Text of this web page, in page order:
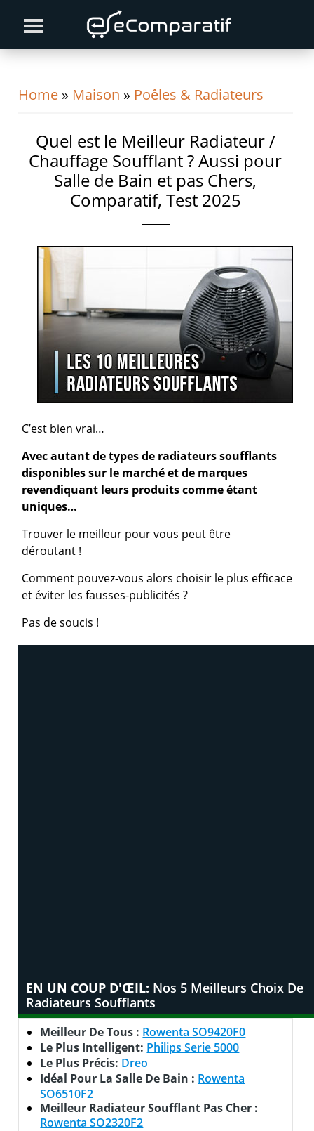
primary
content
primary
Home » Maison » Poêles & Radiateurs
Quel est le Meilleur Radiateur /
Chauffage Soufflant ? Aussi pour
Salle de Bain et pas Chers,
Comparatif, Test 2025
C’est bien vrai…
Avec autant de types de radiateurs soufflants
disponibles sur le marché et de marques
revendiquant leurs produits comme étant
uniques…
Trouver le meilleur pour vous peut être
déroutant !
Comment pouvez-vous alors choisir le plus efficace
et éviter les fausses-publicités ?
Pas de soucis !
EN UN COUP D'ŒIL: Nos 5 Meilleurs Choix De
Radiateurs Soufflants
Meilleur De Tous : Rowenta SO9420F0
Le Plus Intelligent: Philips Serie 5000
Le Plus Précis: Dreo
Idéal Pour La Salle De Bain : Rowenta
SO6510F2
Meilleur Radiateur Soufflant Pas Cher :
Rowenta SO2320F2